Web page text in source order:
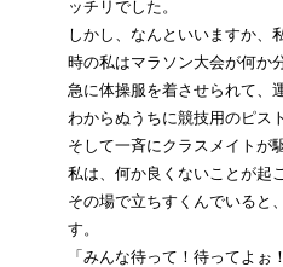
ッチリでした。
しかし、なんといいますか、
時の私はマラソン大会が何か
急に体操服を着させられて、
わからぬうちに競技用のピス
そして一斉にクラスメイトが
私は、何か良くないことが起
その場で立ちすくんでいると
す。
「みんな待って！待ってよ